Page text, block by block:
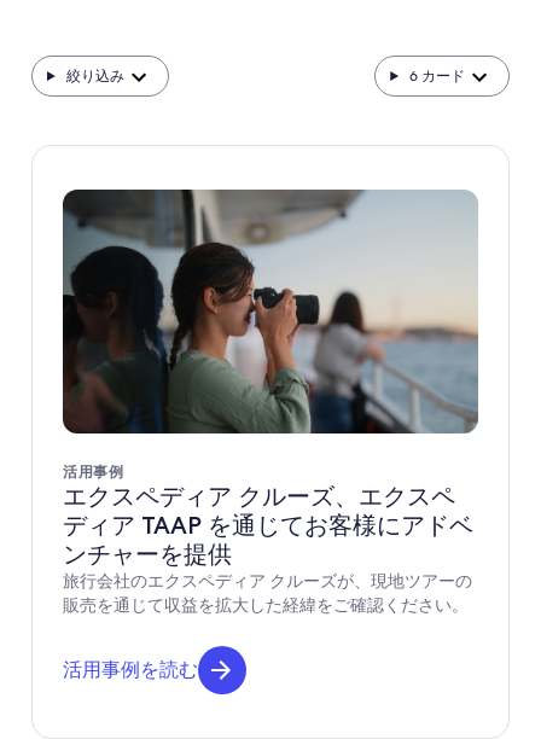
絞り込み 6 カード
活用事例
エクスペディア クルーズ、エクスペ
ディア TAAP を通じてお客様にアドベ
ンチャーを提供
旅行会社のエクスペディア クルーズが、現地ツアーの
販売を通じて収益を拡大した経緯をご確認ください。
活用事例を読む